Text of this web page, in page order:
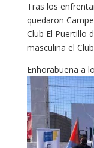
Tras los
quedaron
Club El Puertillo
masculina el
Enhorabuena a